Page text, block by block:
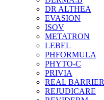
DR ALTHEA
EVASION
ISOV
METATRON
LEBEL
PHFORMULA
PHYTO-C
PRIVIA
REAL BARRIER
REJUDICARE